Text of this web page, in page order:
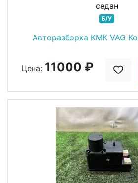
седан
Б/У
Авторазборка КМК VAG
Цена: 11000 ₽